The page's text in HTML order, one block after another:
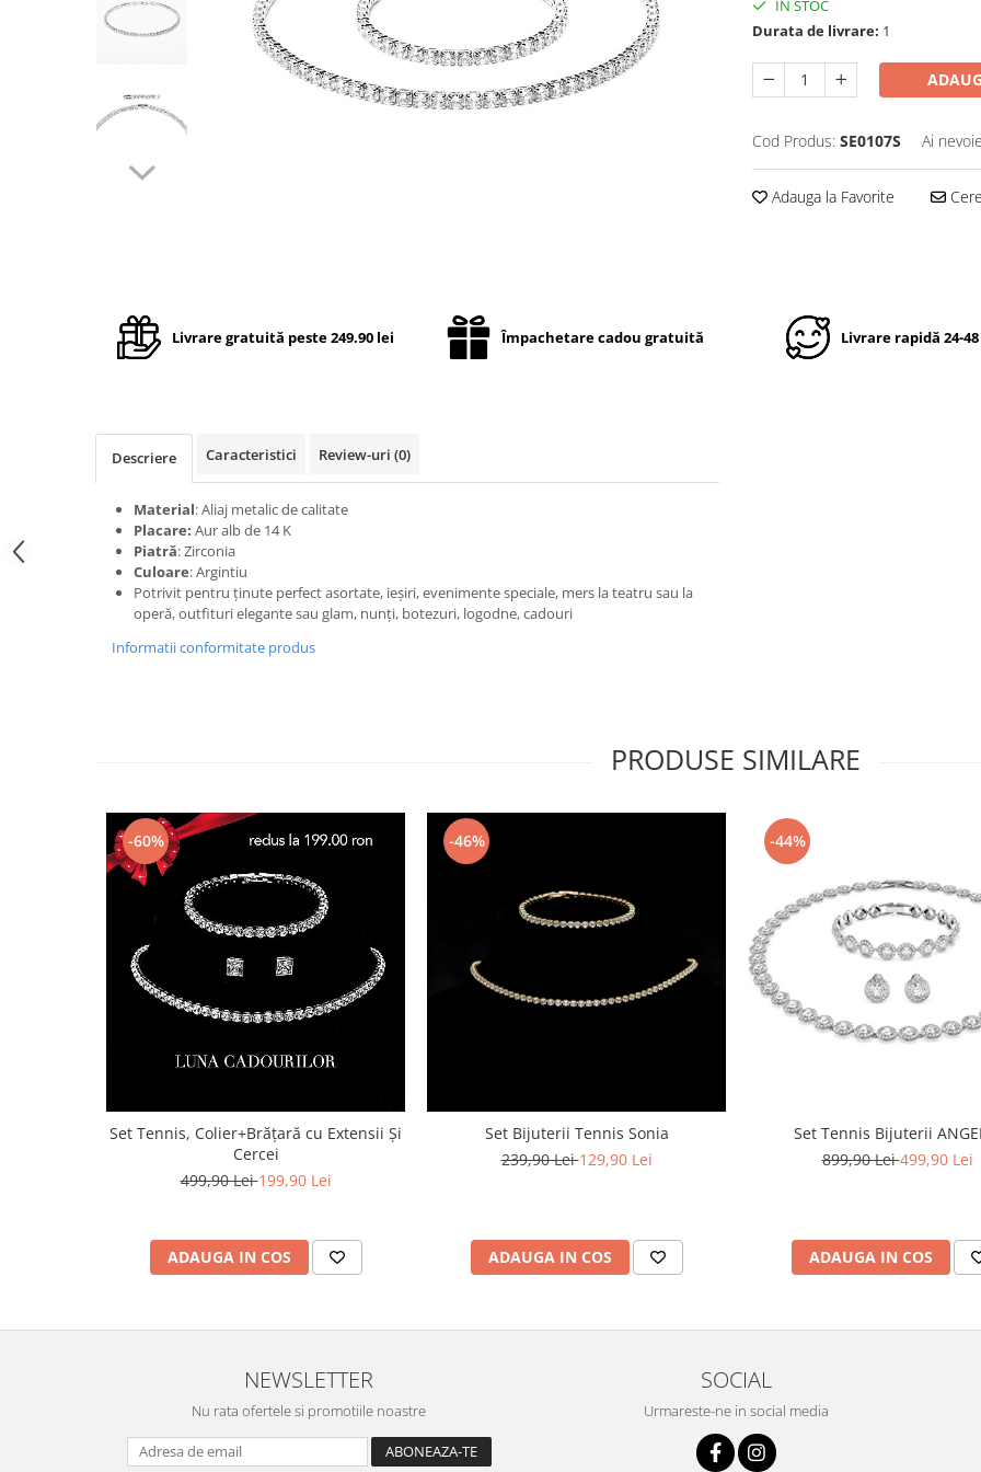
IN STOC
Durata de livrare: 1
Cod Produs: SE0107S Ai
Adauga la Favorite
Livrare gratuită peste 249.90 lei Împachetare cadou gratuită Livrare rapidă 24-
Descriere Caracteristici Review-uri (0)
Material: Aliaj metalic de calitate
Placare: Aur alb de 14 K
Piatră: Zirconia
Culoare: Argintiu
Potrivit pentru ținute perfect asortate, ieșiri, evenimente speciale, mers la teatru sau la
operă, outfituri elegante sau glam, nunți, botezuri, logodne, cadouri
Informatii conformitate produs
PRODUSE SIMILARE
-60%
Set Tennis, Colier+Brățară cu Extensii Și
Cercei
499,90 Lei199,90 Lei
ADAUGA IN COS
-46%
Set Bijuterii Tennis Sonia
239,90 Lei129,90 Lei
ADAUGA IN COS
-44%
Set Tennis Bijuterii
899,90 Lei499,90 Lei
ADAUGA IN COS
NEWSLETTER
Nu rata ofertele si promotiile noastre
SOCIAL
Urmareste-ne in social media